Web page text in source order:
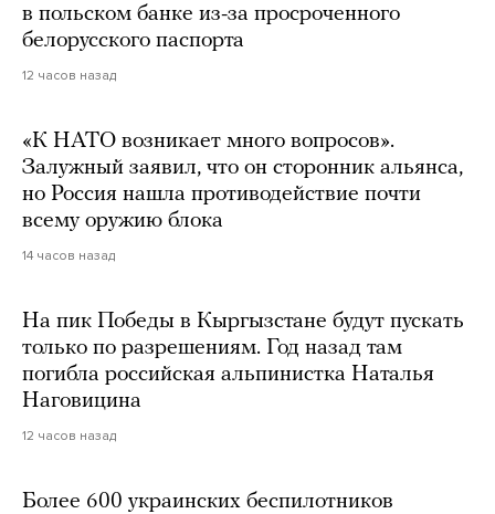
в польском банке из-за просроченного
белорусского паспорта
12 часов назад
«К НАТО возникает много вопросов».
Залужный заявил, что он сторонник альянса,
но Россия нашла противодействие почти
всему оружию блока
14 часов назад
На пик Победы в Кыргызстане будут пускать
только по разрешениям. Год назад там
погибла российская альпинистка Наталья
Наговицина
12 часов назад
Более 600 украинских беспилотников